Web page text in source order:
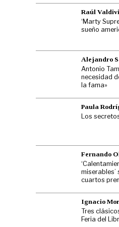
Raúl
‘Marty
sueño
Alejandro
Antonio
necesidad
la fama»
Paula
Los
Fernando
miserables’
cuartos
Ignacio
Tres
Feria del